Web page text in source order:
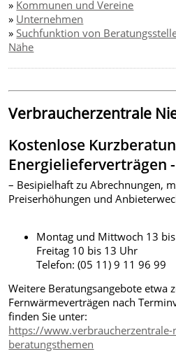
» Kommunen und Vereine
» Unternehmen
»Suchfunktion von
Nähe
Verbraucherzentrale
Kostenlose
Energielieferverträgen
– Besipielhaft zu Abrechnungen,
Preiserhöhungen und
Montag und Mittwoch 13
Freitag 10 bis 13 Uhr
Telefon: (05 11) 9 11 96 99
Weitere Beratungsangebote etwa
Fernwärmeverträgen nach
finden Sie unter:
https://www.verbraucherzentrale-
beratungsthemen